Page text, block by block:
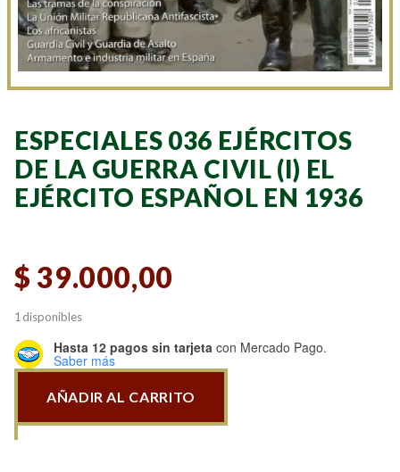
ESPECIALES 036 EJÉRCITOS
DE LA GUERRA CIVIL (I) EL
EJÉRCITO ESPAÑOL EN 1936
$ 39.000,00
1 disponibles
Hasta 12 pagos sin tarjeta con Mercado Pago.
Saber más
036
AÑADIR AL CARRITO